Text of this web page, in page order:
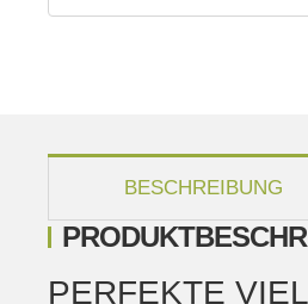
BESCHREIBUNG
PERFEKTE